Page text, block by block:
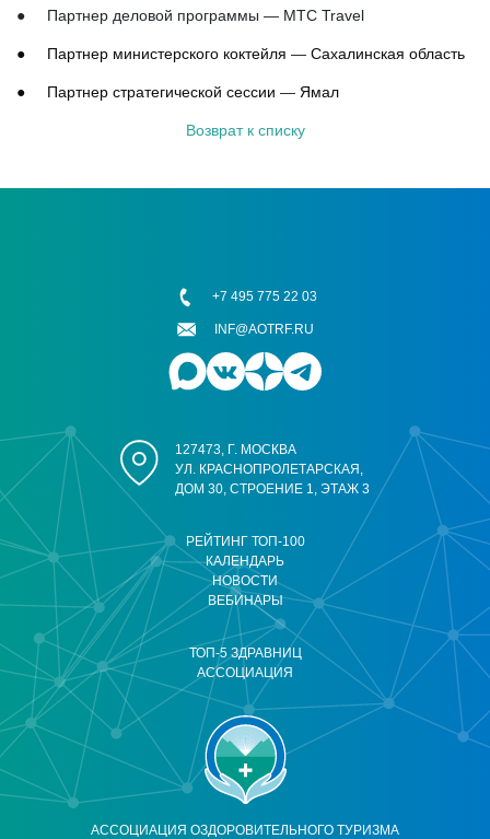
● Партнер деловой программы — МТС Travel
● Партнер министерского коктейля — Сахалинская область
● Партнер стратегической сессии — Ямал
Возврат к списку
АССОЦИАЦИЯ ОЗДОРОВИТЕЛЬНОГО ТУРИЗМА
РЕЙТИНГ ТОП-100
КАЛЕНДАРЬ
НОВОСТИ
ВЕБИНАРЫ
ТОП-5 ЗДРАВНИЦ
АССОЦИАЦИЯ
127473, Г. МОСКВА
УЛ. КРАСНОПРОЛЕТАРСКАЯ,
ДОМ 30, СТРОЕНИЕ 1, ЭТАЖ 3
+7 495 775 22 03
INF@AOTRF.RU